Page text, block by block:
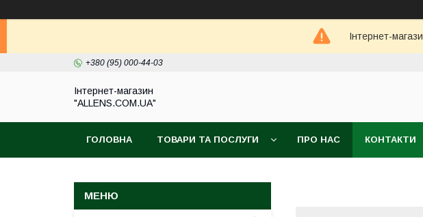
Інтернет-
+380 (95) 000-44-03
Інтернет-магазин
"ALLENS.COM.UA"
ГОЛОВНА ТОВАРИ ТА ПОСЛУГИ ПРО НАС КОНТАКТИ